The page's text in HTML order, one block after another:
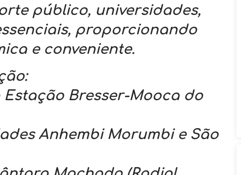
público, universidades,
proporcionando
e conveniente.
Estação Bresser-Mooca do
Anhembi Morumbi e São